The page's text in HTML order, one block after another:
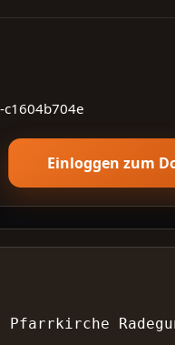
c1604b704e
Einloggen zum
Pfarrkirche